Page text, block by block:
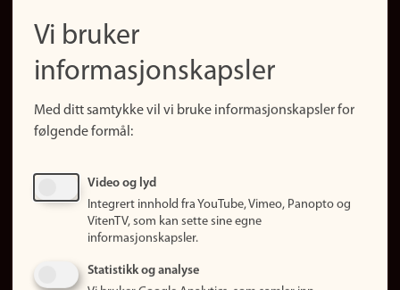
(no)
Finn forsker
Presse
Finn studier
Ledige stillinger
Vi bruker
informasjonskapsler
Med ditt samtykke vil vi bruke informasjonskapsler for
følgende formål:
Video og lyd
Integrert innhold fra YouTube, Vimeo, Panopto og
VitenTV, som kan sette sine egne
informasjonskapsler.
Statistikk og analyse